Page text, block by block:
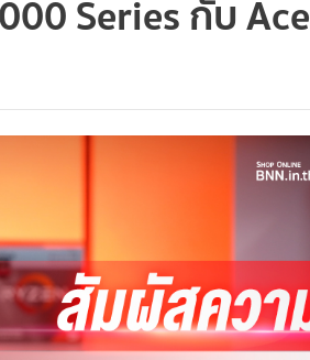
Series กับ